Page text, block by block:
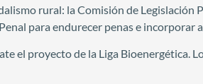
rural: la Comisión de
para endurecer penas e incorporar
el proyecto de la Liga Bioenergética.